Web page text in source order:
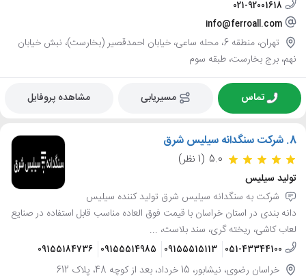
021-92001618
info@ferroall.com
تهران، منطقه 6، محله ساعی، خیابان احمدقصیر (بخارست)، نبش خیابان
نهم، برج بخارست، طبقه سوم
تماس مسیریابی مشاهده پروفایل
8. شرکت سنگدانه سیلیس شرق
5.0 (1 نظر)
تولید سیلیس
شرکت به سنگدانه سیلیس شرق تولید کننده سیلیس
دانه بندی در استان خراسان با قیمت فوق العاده مناسب قابل استفاده در صنایع
لعاب کاشی، ریخته گری، سند بلاست، ...
051-43344100
09155515113
09155514985
09155184736
خراسان رضوی، نیشابور، 15 خرداد، بعد از کوچه 48، پلاک 612